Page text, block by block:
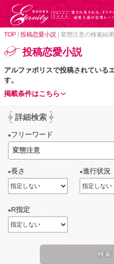
TOP 投稿恋愛小説 変態注意の検索結果
投稿恋愛小説
アルファポリスで投稿されている
す。
掲載条件はこちら
詳細検索
フリーワード
長さ 進行状況
R指定